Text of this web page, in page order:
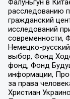
Фалуньгун в
расследованию
гражданский
исследований
современности,
Немецко-
выбор, Фонд
фонд, Фонд
информации,
за права
Христиан